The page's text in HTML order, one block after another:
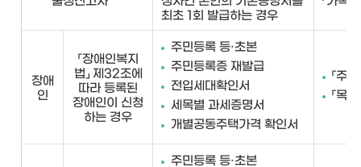
최초 1회 발급하는 경우
장애
인
「장애인복지
법」 제32조에
따라 등록된
장애인이 신청
하는 경우
주민등록 등·초본
주민등록증 재발급
전입세대확인서
세목별 과세증명서
개별공동주택가격 확인서
「주
「목
주민등록 등·초본